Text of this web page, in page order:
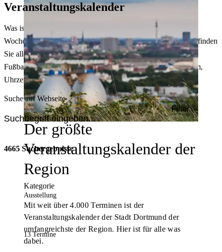
Der größte
Veranstaltungskalender der
Region
Mit weit über 4.000 Terminen ist der
Veranstaltungskalender der Stadt Dortmund der
umfangreichste der Region. Hier ist für alle was
dabei.
Veranstaltungskalender
Was ist heute in Dortmund los? Welche Konzerte gibt es am
Wochenende? Im größten Veranstaltungskalender Dortmunds finden
Sie alle Events – von der Stadt- oder Museumsführung übers
Fußballspiel bis zum Flohmarkt. Sie können dabei nach Datum,
Uhrzeit, Ort oder Art der Veranstaltung auswählen. Viel Spaß!
Suche auf Webseite
Filter
4665 Suchergebnisse
Kategorie
Ausstellung
13 Termine